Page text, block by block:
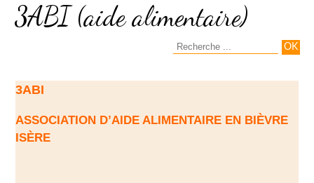
3ABI (aide alimentaire)
3ABI
ASSOCIATION D’AIDE ALIMENTAIRE EN BIÈVRE
ISÈRE